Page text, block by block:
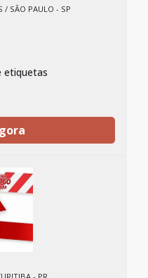
/ SÃO PAULO - SP
etiquetas